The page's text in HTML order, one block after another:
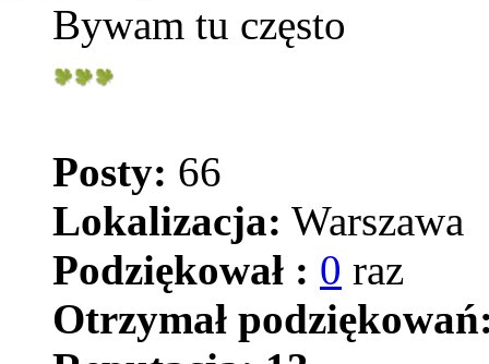
Bywam tu często
Posty: 66
Lokalizacja: Warszawa
Podziękował : 0 raz
Otrzymał